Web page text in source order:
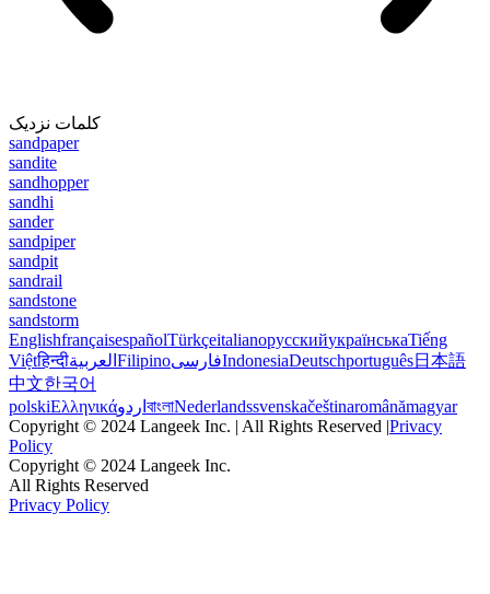
کلمات نزدیک
sandpaper
sandite
sandhopper
sandhi
sander
sandpiper
sandpit
sandrail
sandstone
sandstorm
EnglishfrançaisespañolTürkçeitalianoрусскийукраїнськаTiếng
Việtहिन्दीالعربية FilipinoفارسیIndonesiaDeutschportuguês日本語
中文한국어
polskiΕλληνικάاردو বাংলাNederlandssvenskačeštinaromânămagyar
Copyright © 2024 Langeek Inc. | All Rights Reserved |Privacy
Policy
Copyright © 2024 Langeek Inc.
All Rights Reserved
Privacy Policy